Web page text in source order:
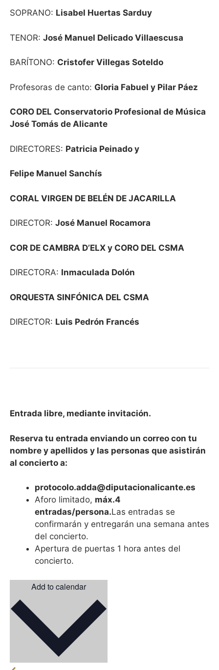
SOPRANO: Lisabel Huertas Sarduy
TENOR: José Manuel Delicado Villaescusa
BARÍTONO: Cristofer Villegas Soteldo
Profesoras de canto: Gloria Fabuel y Pilar Páez
CORO DEL Conservatorio Profesional de Música
José Tomás de Alicante
DIRECTORES: Patricia Peinado y
Felipe Manuel Sanchís
CORAL VIRGEN DE BELÉN DE JACARILLA
DIRECTOR: José Manuel Rocamora
COR DE CAMBRA D’ELX y CORO DEL CSMA
DIRECTORA: Inmaculada Dolón
ORQUESTA SINFÓNICA DEL CSMA
DIRECTOR: Luis Pedrón Francés
Entrada libre, mediante invitación.
Reserva tu entrada enviando un correo con tu
nombre y apellidos y las personas que asistirán
al concierto a:
protocolo.adda@diputacionalicante.es
Aforo limitado, máx.4
entradas/persona.Las entradas se
confirmarán y entregarán una semana antes
del concierto.
Apertura de puertas 1 hora antes del
concierto.